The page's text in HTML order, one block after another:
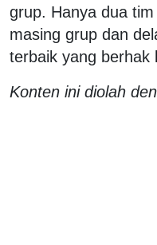
grup. Hanya dua
masing grup dan
terbaik yang berhak
Konten ini diolah